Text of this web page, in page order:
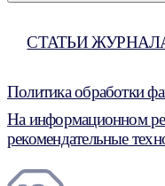
СТАТЬИ
Политика обработки
На информационном
рекомендательные